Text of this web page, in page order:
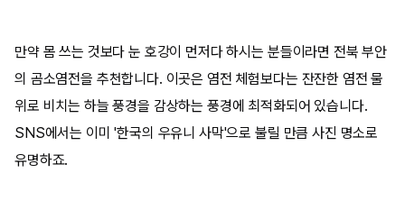
만약 몸 쓰는 것보다 눈 호강이 먼저다 하시는 분들이라면 전북 부안
의 곰소염전을 추천합니다. 이곳은 염전 체험보다는 잔잔한 염전 물
위로 비치는 하늘 풍경을 감상하는 풍경에 최적화되어 있습니다.
SNS에서는 이미 '한국의 우유니 사막'으로 불릴 만큼 사진 명소로
유명하죠.